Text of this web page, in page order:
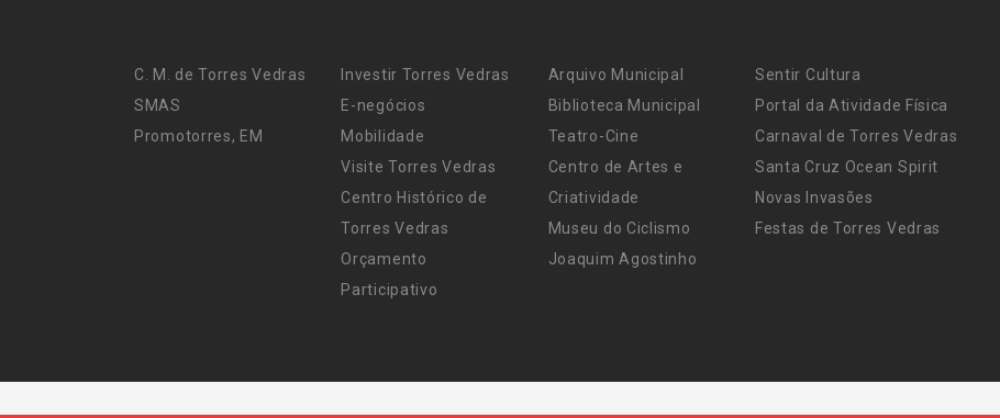
C. M. de Torres Vedras
SMAS
Promotorres, EM
Investir Torres Vedras
E-negócios
Mobilidade
Visite Torres Vedras
Centro Histórico de
Torres Vedras
Orçamento
Participativo
Arquivo Municipal
Biblioteca Municipal
Teatro-Cine
Centro de Artes e
Criatividade
Museu do Ciclismo
Joaquim Agostinho
Sentir Cultura
Portal da Atividade Física
Carnaval de Torres Vedras
Santa Cruz Ocean Spirit
Novas Invasões
Festas de Torres Vedras